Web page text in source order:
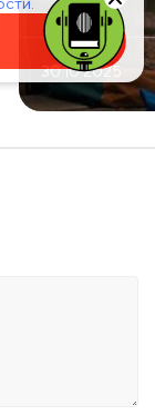
30.10 2025